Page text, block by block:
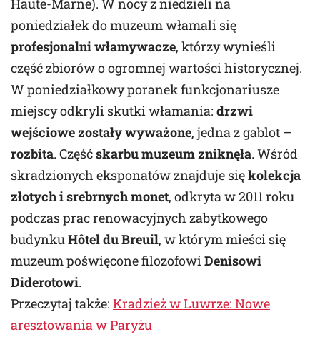
Haute-Marne). W nocy z niedzieli na
poniedziałek do muzeum włamali się
profesjonalni włamywacze, którzy wynieśli
część zbiorów o ogromnej wartości historycznej.
W poniedziałkowy poranek funkcjonariusze
miejscy odkryli skutki włamania: drzwi
wejściowe zostały wyważone, jedna z gablot –
rozbita. Częśćskarbu muzeum zniknęła. Wśród
skradzionych eksponatów znajduje siękolekcja
złotych i srebrnych monet, odkryta w 2011 roku
podczas prac renowacyjnych zabytkowego
budynkuHôtel du Breuil, w którym mieści się
muzeum poświęcone filozofowiDenisowi
Diderotowi.
Przeczytaj także: Kradzież w Luwrze: Nowe
aresztowania w Paryżu